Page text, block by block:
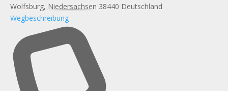
Wolfsburg, Niedersachsen 38440 Deutschland
Wegbeschreibung